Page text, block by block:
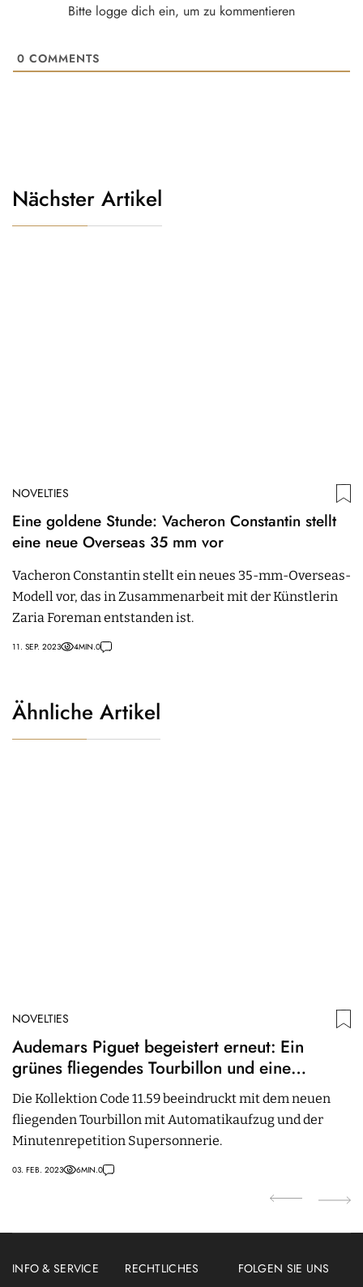
Bitte logge dich ein, um zu kommentieren
0 COMMENTS
Nächster Artikel
NOVELTIES
Eine goldene Stunde: Vacheron Constantin stellt
eine neue Overseas 35 mm vor
Vacheron Constantin stellt ein neues 35-mm-Overseas-
Modell vor, das in Zusammenarbeit mit der Künstlerin
Zaria Foreman entstanden ist.
11. SEP. 2023 4MIN.0
Ähnliche Artikel
NOVELTIES
Audemars Piguet begeistert erneut: Ein
grünes fliegendes Tourbillon und eine
Supersonnerie mit rauchigem Saphir
Die Kollektion Code 11.59 beeindruckt mit dem neuen
fliegenden Tourbillon mit Automatikaufzug und der
Minutenrepetition Supersonnerie.
03. FEB. 2023 6MIN.0
INFO & SERVICE RECHTLICHES FOLGEN SIE UNS